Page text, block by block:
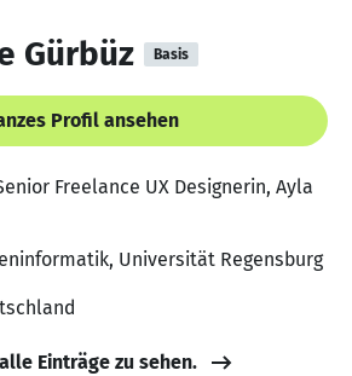
Gürbüz Basis
Profil ansehen
Freelance UX Designerin, Ayla
Universität Regensburg
Einträge zu sehen.